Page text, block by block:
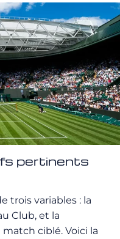
pertinents
trois variables : la
Club, et la
ciblé. Voici la